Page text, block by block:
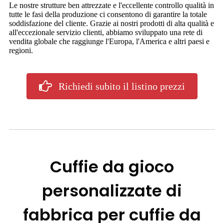
Le nostre strutture ben attrezzate e l'eccellente controllo qualità in
tutte le fasi della produzione ci consentono di garantire la totale
soddisfazione del cliente. Grazie ai nostri prodotti di alta qualità e
all'eccezionale servizio clienti, abbiamo sviluppato una rete di
vendita globale che raggiunge l'Europa, l'America e altri paesi e
regioni.
Richiedi subito il listino prezzi
Cuffie da gioco
personalizzate di
fabbrica per cuffie da